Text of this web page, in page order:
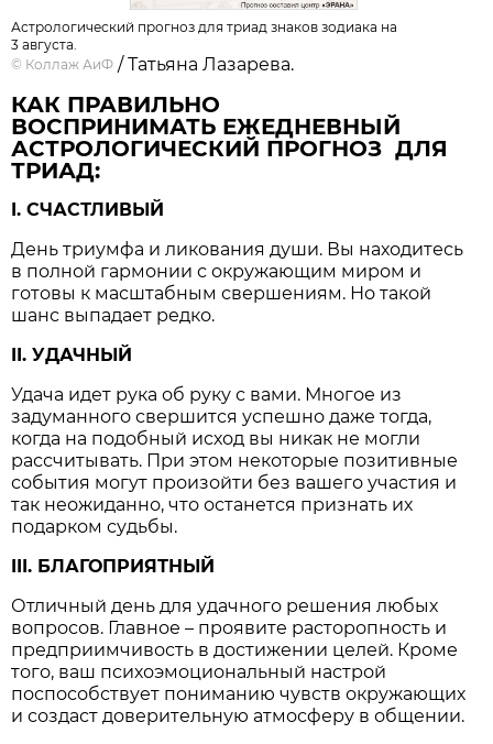
Астрологический прогноз для триад знаков зодиака на
3 августа.
© Коллаж АиФ / Татьяна Лазарева.
КАК ПРАВИЛЬНО
ВОСПРИНИМАТЬ ЕЖЕДНЕВНЫЙ
АСТРОЛОГИЧЕСКИЙ ПРОГНОЗ ДЛЯ
ТРИАД:
I. СЧАСТЛИВЫЙ
День триумфа и ликования души. Вы находитесь
в полной гармонии с окружающим миром и
готовы к масштабным свершениям. Но такой
шанс выпадает редко.
II. УДАЧНЫЙ
Удача идет рука об руку с вами. Многое из
задуманного свершится успешно даже тогда,
когда на подобный исход вы никак не могли
рассчитывать. При этом некоторые позитивные
события могут произойти без вашего участия и
так неожиданно, что останется признать их
подарком судьбы.
III. БЛАГОПРИЯТНЫЙ
Отличный день для удачного решения любых
вопросов. Главное – проявите расторопность и
предприимчивость в достижении целей. Кроме
того, ваш психоэмоциональный настрой
поспособствует пониманию чувств окружающих
и создаст доверительную атмосферу в общении.